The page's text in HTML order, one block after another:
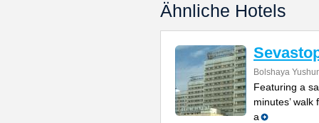
Ähnliche Hotels
Bolshaya
Featuring a
minutes’
a